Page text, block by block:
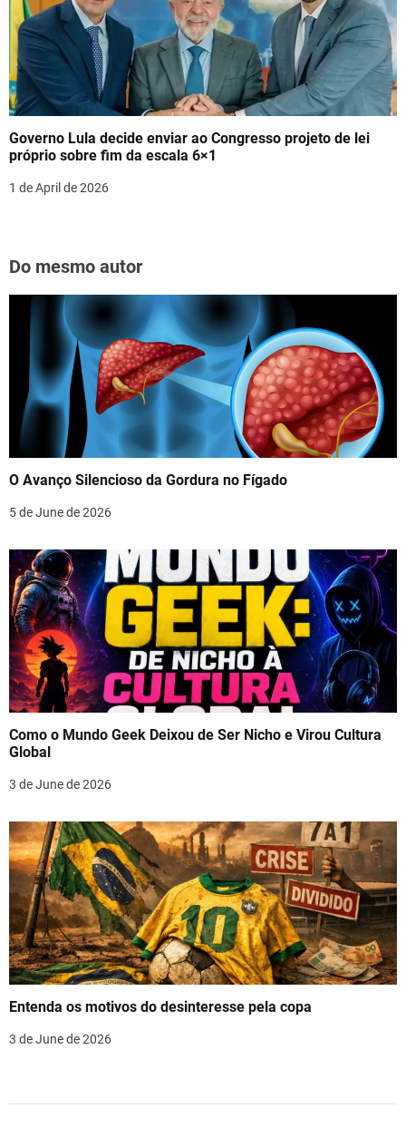
Governo Lula decide enviar ao Congresso projeto de lei
próprio sobre fim da escala 6×1
1 de April de 2026
Do mesmo autor
O Avanço Silencioso da Gordura no Fígado
5 de June de 2026
Como o Mundo Geek Deixou de Ser Nicho e Virou Cultura
Global
3 de June de 2026
Entenda os motivos do desinteresse pela copa
3 de June de 2026